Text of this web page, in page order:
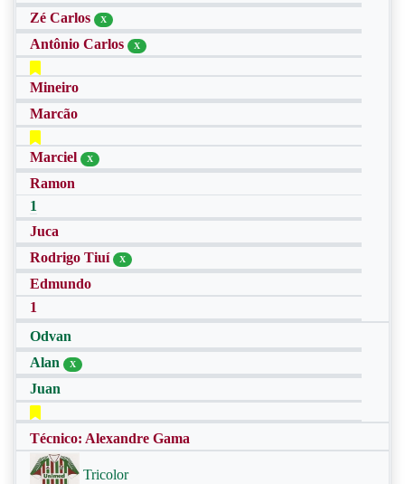
Zé Carlos
X
Antônio Carlos X
Mineiro
Marcão
Marciel X
Ramon
1
Juca
Rodrigo Tiuí
X
Edmundo
1
Odvan
Alan
X
Juan
Técnico: Alexandre Gama
Tricolor